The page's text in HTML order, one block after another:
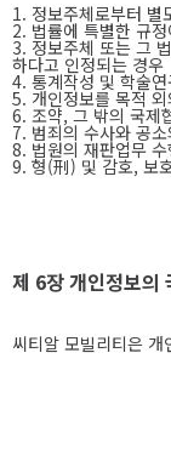
1. 정보주체로부터 별
2. 법률에 특별한 규
3. 정보주체 또는 그
하다고 인정되는 경우
4. 통계작성 및 학술
5. 개인정보를 목적
6. 조약, 그 밖의 국제
7. 범죄의 수사와 공
8. 법원의 재판업무
9. 형(刑) 및 감호, 보
제 6장 개인정보의
씨티알 모빌리티은